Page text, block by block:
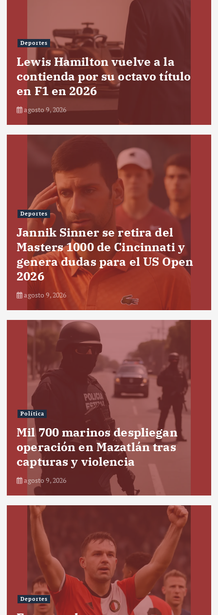
Deportes
Lewis Hamilton vuelve a la
contienda por su octavo título
en F1 en 2026
agosto 9, 2026
Deportes
Jannik Sinner se retira del
Masters 1000 de Cincinnati y
genera dudas para el US Open
2026
agosto 9, 2026
Política
Mil 700 marinos despliegan
operación en Mazatlán tras
capturas y violencia
agosto 9, 2026
Deportes